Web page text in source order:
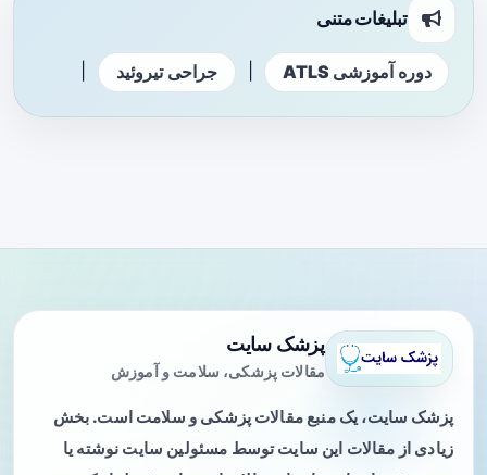
تبلیغات متنی
دوره آموزشی ATLS جراحی تیروئید
پزشک سایت
مقالات پزشکی، سلامت و آموزش
پزشک سایت، یک منبع مقالات پزشکی و سلامت است. بخش
زیادی از مقالات این سایت توسط مسئولین سایت نوشته یا